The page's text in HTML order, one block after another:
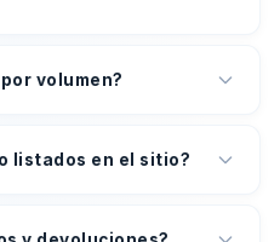
volumen?
listados en el sitio?